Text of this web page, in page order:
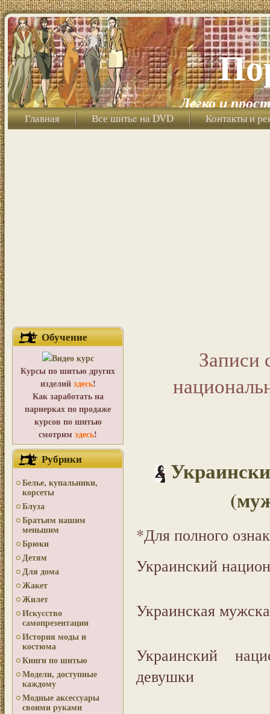
Легко и
Главная Все шитьe на DVD Контакты и
Обучение
Курсы по шитью других
изделийздесь!
Как заработать на
парнерках по продаже
курсов по шитью
смотрим здесь!
Рубрики
Белье, купальники,
корсеты
Блуза
Братьям нашим
меньшим
Брюки
Детям
Для дома
Жакет
Жилет
Искусство
самопрезентации
История моды и
костюма
Книги по шитью
Модели, доступные
каждому
Модные аксессуары
своими руками
Записи
*Для полного
Украинский
Украинская
Украинский
девушки